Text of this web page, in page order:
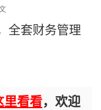
全套财务管理
里看看，欢迎